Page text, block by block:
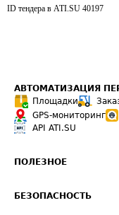
ID тендера в ATI.SU 40197
АВТОМАТИЗАЦИЯ
Площадки
GPS-мониторинг
API ATI.SU
ПОЛЕЗНОЕ
БЕЗОПАСНОСТЬ